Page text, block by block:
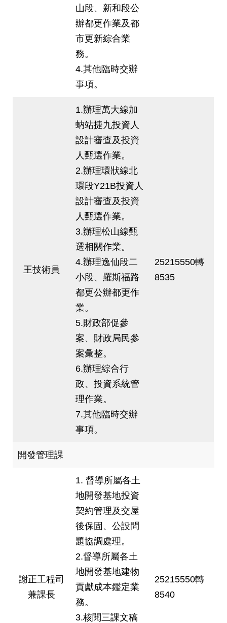
山段、新和段公
辦都更作業及都
市更新綜合業
務。
4.其他臨時交辦
事項。
王技術員
1.辦理萬大線加
蚋站捷九投資人
設計審查及投資
人甄選作業。
2.辦理環狀線北
環段Y21B投資人
設計審查及投資
人甄選作業。
3.辦理松山線甄
選相關作業。
4.辦理逸仙段二
小段、羅斯福路
都更公辦都更作
業。
5.財政部促參
案、財政局民參
案彙整。
6.辦理綜合行
政、投資系統管
理作業。
7.其他臨時交辦
事項。
25215550轉
8535
開發管理課
謝正工程司
兼課長
1. 督導所屬各土
地開發基地投資
契約管理及交屋
後保固、公設問
題協調處理。
2.督導所屬各土
地開發基地建物
貢獻成本鑑定業
務。
3.核閱三課文稿
25215550轉
8540